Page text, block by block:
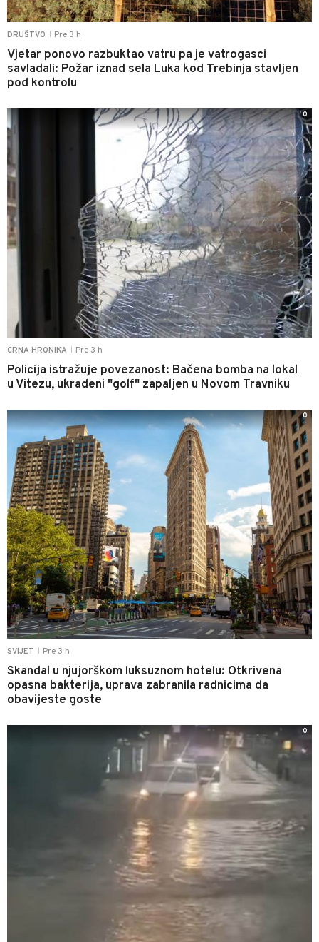
DRUŠTVO Pre 3 h
Vjetar ponovo razbuktao vatru pa je vatrogasci
savladali: Požar iznad sela Luka kod Trebinja stavljen
pod kontrolu
CRNA HRONIKA Pre 3 h
Policija istražuje povezanost: Bačena bomba na lokal
u Vitezu, ukradeni "golf" zapaljen u Novom Travniku
0
SVIJET Pre 3 h
Skandal u njujorškom luksuznom hotelu: Otkrivena
opasna bakterija, uprava zabranila radnicima da
obavijeste goste
0
0